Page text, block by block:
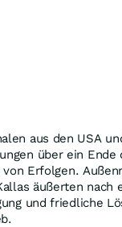
aus den USA
über ein
Erfolgen.
äußerten
und friedliche